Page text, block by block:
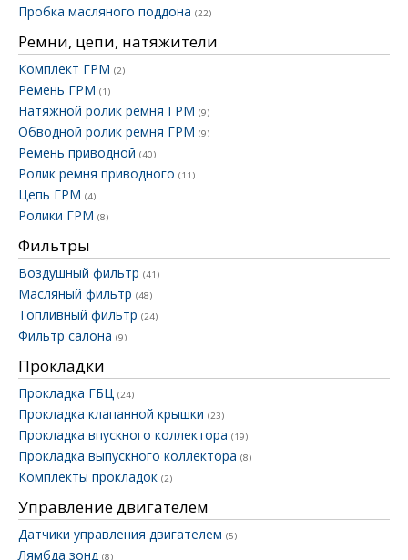
Пробка масляного поддона (22)
Ремни, цепи, натяжители
Комплект ГРМ (2)
Ремень ГРМ (1)
Натяжной ролик ремня ГРМ (9)
Обводной ролик ремня ГРМ (9)
Ремень приводной (40)
Ролик ремня приводного (11)
Цепь ГРМ (4)
Ролики ГРМ (8)
Фильтры
Воздушный фильтр (41)
Масляный фильтр (48)
Топливный фильтр (24)
Фильтр салона (9)
Прокладки
Прокладка ГБЦ (24)
Прокладка клапанной крышки (23)
Прокладка впускного коллектора (19)
Прокладка выпускного коллектора (8)
Комплекты прокладок (2)
Управление двигателем
Датчики управления двигателем (5)
Лямбда зонд (8)